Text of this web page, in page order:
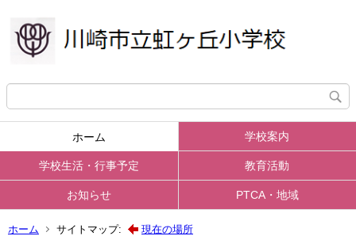
ホーム 学校案内
学校生活・行事予定 教育活動
お知らせ PTCA・地域
ホーム サイトマップ: 現在の場所